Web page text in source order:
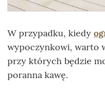
W przypadku, kiedy
wypoczynkowi, warto
przy których będzie
poranna kawę.